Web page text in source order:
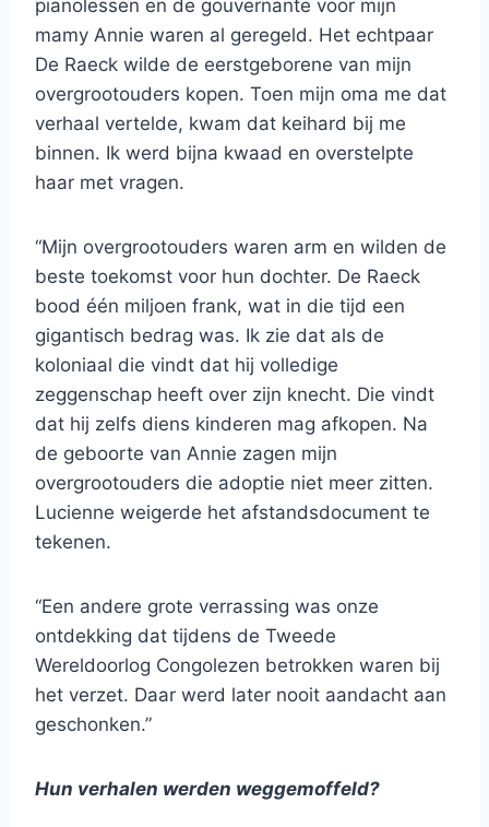
pianolessen en de gouvernante voor mijn
mamy Annie waren al geregeld. Het echtpaar
De Raeck wilde de eerstgeborene van mijn
overgrootouders kopen. Toen mijn oma me dat
verhaal vertelde, kwam dat keihard bij me
binnen. Ik werd bijna kwaad en overstelpte
haar met vragen.
“Mijn overgrootouders waren arm en wilden de
beste toekomst voor hun dochter. De Raeck
bood één miljoen frank, wat in die tijd een
gigantisch bedrag was. Ik zie dat als de
koloniaal die vindt dat hij volledige
zeggenschap heeft over zijn knecht. Die vindt
dat hij zelfs diens kinderen mag afkopen. Na
de geboorte van Annie zagen mijn
overgrootouders die adoptie niet meer zitten.
Lucienne weigerde het afstandsdocument te
tekenen.
“Een andere grote verrassing was onze
ontdekking dat tijdens de Tweede
Wereldoorlog Congolezen betrokken waren bij
het verzet. Daar werd later nooit aandacht aan
geschonken.”
Hun verhalen werden weggemoffeld?